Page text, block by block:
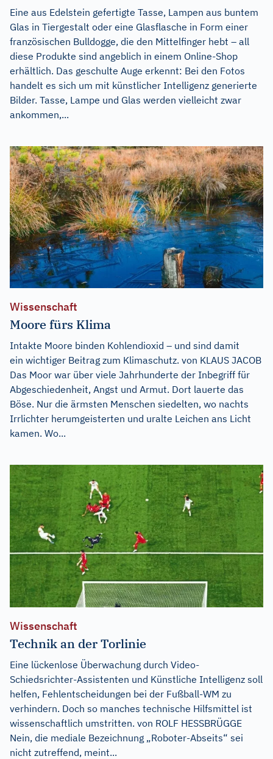
Eine aus Edelstein gefertigte Tasse, Lampen aus buntem
Glas in Tiergestalt oder eine Glasflasche in Form einer
französischen Bulldogge, die den Mittelfinger hebt – all
diese Produkte sind angeblich in einem Online-Shop
erhältlich. Das geschulte Auge erkennt: Bei den Fotos
handelt es sich um mit künstlicher Intelligenz generierte
Bilder. Tasse, Lampe und Glas werden vielleicht zwar
ankommen,...
Wissenschaft
Moore fürs Klima
Intakte Moore binden Kohlendioxid – und sind damit
ein wichtiger Beitrag zum Klimaschutz. von KLAUS JACOB
Das Moor war über viele Jahrhunderte der Inbegriff für
Abgeschiedenheit, Angst und Armut. Dort lauerte das
Böse. Nur die ärmsten Menschen siedelten, wo nachts
Irrlichter herumgeisterten und uralte Leichen ans Licht
kamen. Wo...
Wissenschaft
Technik an der Torlinie
Eine lückenlose Überwachung durch Video-
Schiedsrichter-Assistenten und Künstliche Intelligenz soll
helfen, Fehlentscheidungen bei der Fußball-WM zu
verhindern. Doch so manches technische Hilfsmittel ist
wissenschaftlich umstritten. von ROLF HESSBRÜGGE
Nein, die mediale Bezeichnung „Roboter-Abseits“ sei
nicht zutreffend, meint...